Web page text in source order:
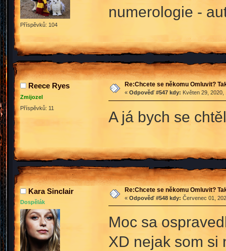
Příspěvků: 104
numerologie -
Reece Ryes
Zmijozel
Příspěvků: 11
Re:Chcete se někomu Omluvit?
« Odpověď #547 kdy: Květen 29,
A já bych se
Kara Sinclair
Dospělák
Re:Chcete se někomu Omluvit?
« Odpověď #548 kdy: Červenec 01,
Moc sa
XD nejak som si